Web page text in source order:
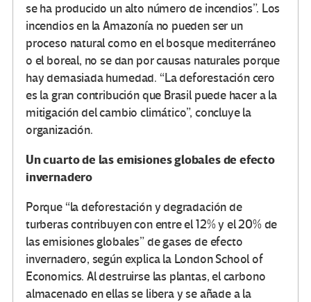
se ha producido un alto número de incendios”. Los
incendios en la Amazonía no pueden ser un
proceso natural como en el bosque mediterráneo
o el boreal, no se dan por causas naturales porque
hay demasiada humedad. “La deforestación cero
es la gran contribución que Brasil puede hacer a la
mitigación del cambio climático”, concluye la
organización.
Un cuarto de las emisiones globales de efecto
invernadero
Porque “la deforestación y degradación de
turberas contribuyen con entre el 12% y el 20% de
las emisiones globales” de gases de efecto
invernadero, según explica la London School of
Economics. Al destruirse las plantas, el carbono
almacenado en ellas se libera y se añade a la